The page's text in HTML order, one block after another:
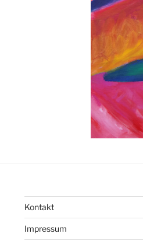
Kontakt
Impressum